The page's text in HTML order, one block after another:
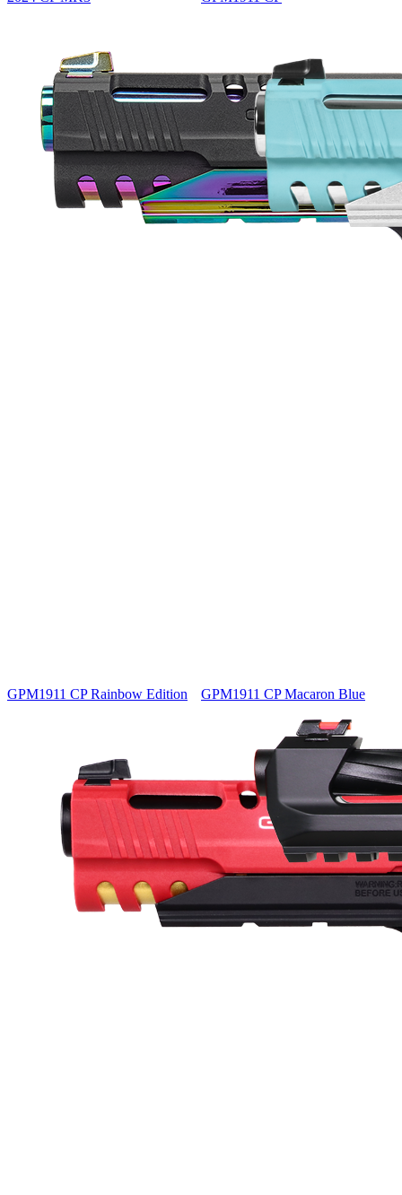
GPM1911 CP Rainbow Edition GPM1911 CP Macaron Blue